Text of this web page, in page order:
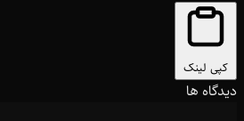
کپی لینک
دیدگاه ها